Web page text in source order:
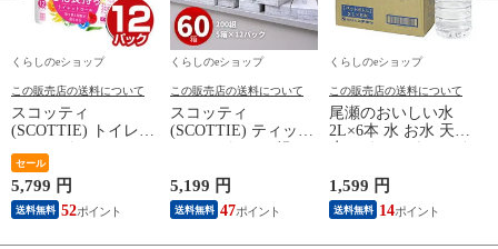
くらしのeショップ
この販売店の送料について
スコッティ
(SCOTTIE) トイレッ
トペーパー フラワー
パック 3倍長持ち 4
ロール(ダブル) 4ロー
ル×12(48ロール) 3倍
ロール 3倍巻 トイレ
セール
5,799 円
送料無料 52
くらしのeショップ
この販売店の送料について
スコッティ
(SCOTTIE) ティッシ
ュペーパー 200組 5
ティシュペーパー ま
とめ買い ケース販売
ボックスティッシュ
5,199 円
送料無料 47
くらしのeショップ
この販売店の送料について
尾瀬のおいしい水
2L×6本 水 お水 天然
水 ミネラルウォータ
トル 2L 名水百選 尾
瀬 国産 箱 ケース ま
とめ買い ニチネン
1,599 円
送料無料 14